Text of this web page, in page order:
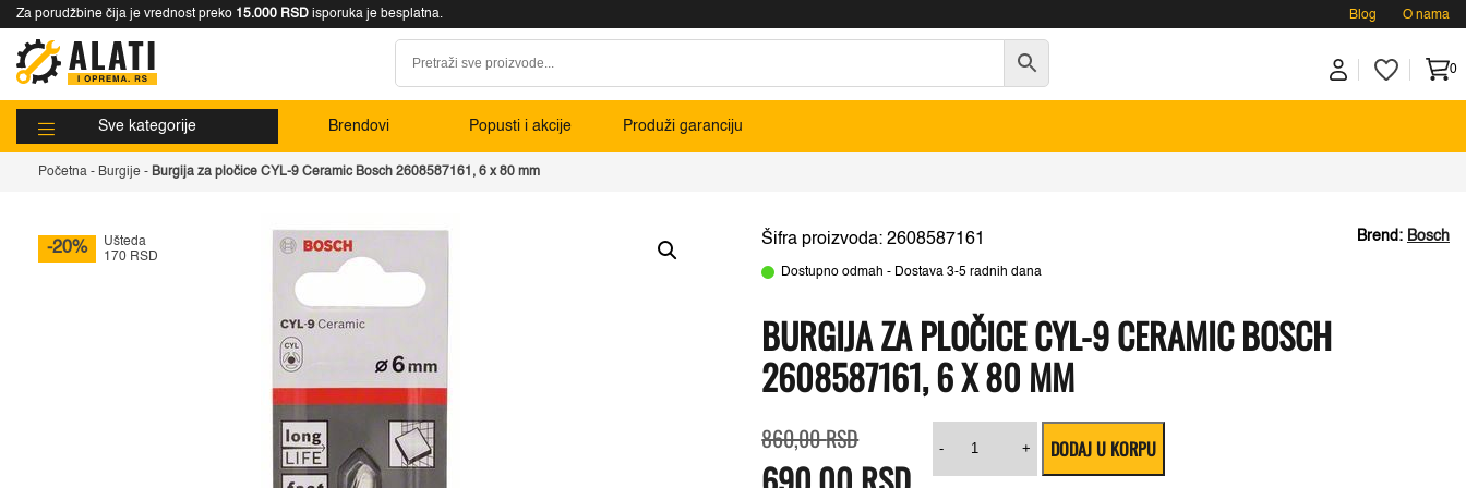
Za porudžbine čija je vrednost preko 15.000 RSD isporuka je besplatna. Blog O nama
0
Sve kategorije Brendovi Popusti i akcije Produži garanciju
Početna - Burgije - Burgija za pločice CYL-9 Ceramic Bosch 2608587161, 6 x 80 mm
-20%
Ušteda
170 RSD
Brend: Bosch
Šifra proizvoda: 2608587161
Dostupno odmah - Dostava 3-5 radnih dana
BURGIJA ZA PLOČICE CYL-9 CERAMIC BOSCH
2608587161, 6 X 80 MM
860,00RSDcena
je
bila:
cena
je:
690,00 RSD.
-
CYL-
+ DODAJ U KORPU